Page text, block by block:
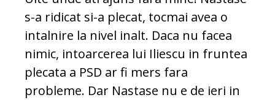
s-a ridicat si-a plecat, tocmai avea o
intalnire la nivel inalt. Daca nu facea
nimic, intoarcerea lui Iliescu in fruntea
plecata a PSD ar fi mers fara
probleme. Dar Nastase nu e de ieri in